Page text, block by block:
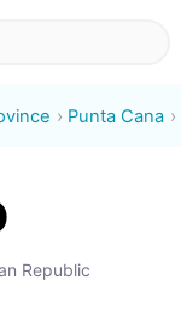
Punta Cana
Republic